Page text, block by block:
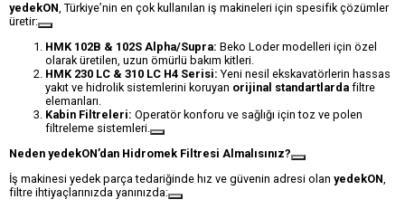
yedekON, Türkiye’nin en çok kullanılan iş makineleri için spesifik çözümler
üretir:
HMK 102B & 102S Alpha/Supra: Beko Loder modelleri için özel
olarak üretilen, uzun ömürlü bakım kitleri.
HMK 230 LC & 310 LC H4 Serisi: Yeni nesil ekskavatörlerin hassas
yakıt ve hidrolik sistemlerini koruyan orijinal standartlarda filtre
elemanları.
Kabin Filtreleri: Operatör konforu ve sağlığı için toz ve polen
filtreleme sistemleri.
Neden yedekON’dan Hidromek Filtresi Almalısınız?
İş makinesi yedek parça tedariğinde hız ve güvenin adresi olan yedekON
filtre ihtiyaçlarınızda yanınızda: